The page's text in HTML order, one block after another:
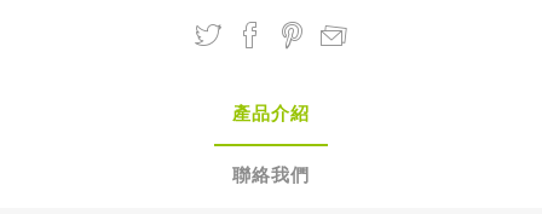
產品介紹
聯絡我們